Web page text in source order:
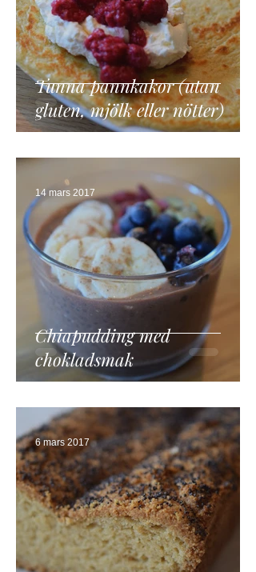
Tunna pannkakor (utan
gluten, mjölk eller nötter)
Chiapudding med
chokladsmak
14 mars 2017
6 mars 2017